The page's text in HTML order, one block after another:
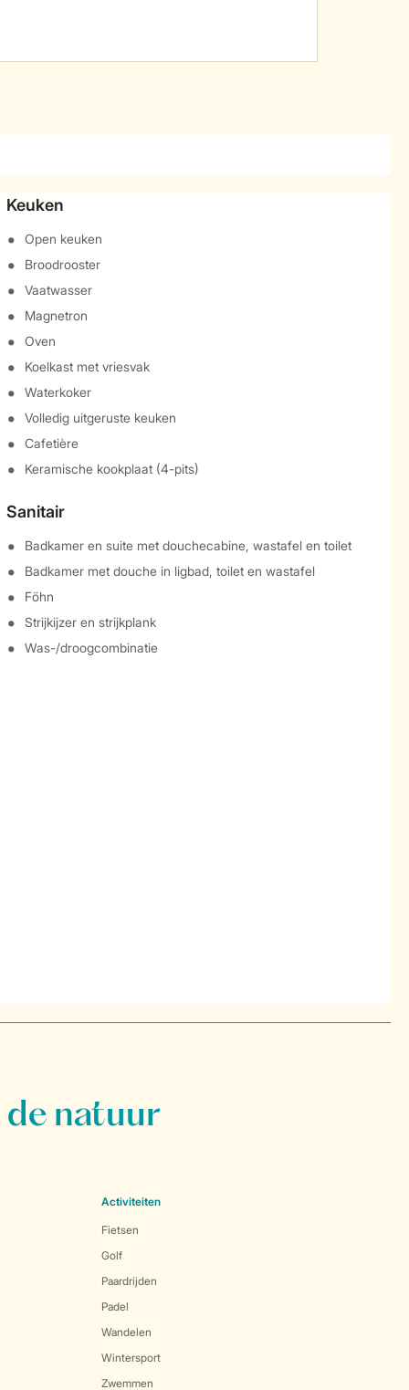
Keuken
Open keuken
Broodrooster
Vaatwasser
Magnetron
Oven
Koelkast met vriesvak
Waterkoker
Volledig uitgeruste keuken
Cafetière
Keramische kookplaat (4-pits)
Sanitair
Badkamer en suite met douchecabine, wastafel en toilet
Badkamer met douche in ligbad, toilet en wastafel
Föhn
Strijkijzer en strijkplank
Was-/droogcombinatie
natuur
Activiteiten
Fietsen
Golf
Paardrijden
Padel
Wandelen
Wintersport
Zwemmen